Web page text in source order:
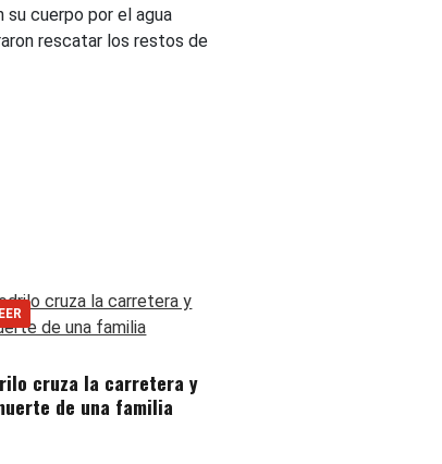
su cuerpo por el agua
rescatar los restos de
cruza la carretera y
de una familia